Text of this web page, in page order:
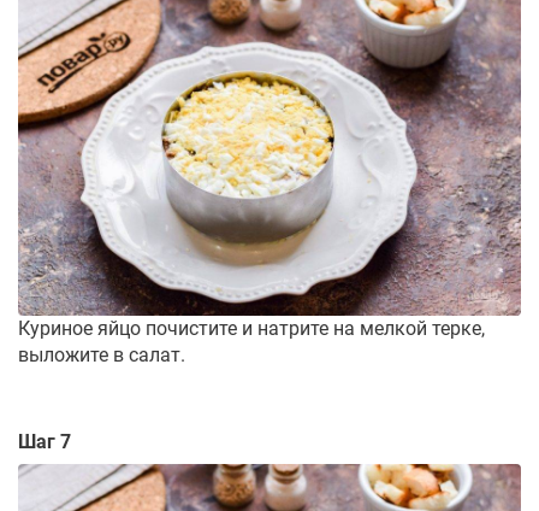
Куриное яйцо почистите и натрите на мелкой терке,
выложите в салат.
Шаг 7